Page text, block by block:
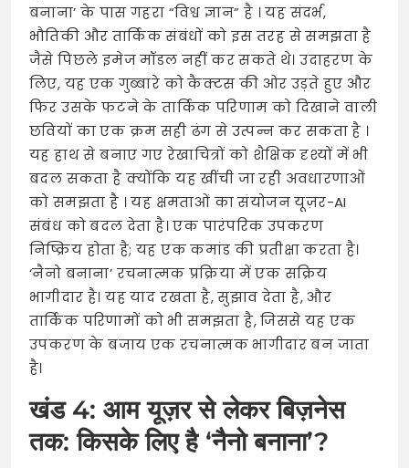
बनाना’ के पास गहरा “विश्व ज्ञान” है । यह संदर्भ,
भौतिकी और तार्किक संबंधों को इस तरह से समझता है
जैसे पिछले इमेज मॉडल नहीं कर सकते थे। उदाहरण के
लिए, यह एक गुब्बारे को कैक्टस की ओर उड़ते हुए और
फिर उसके फटने के तार्किक परिणाम को दिखाने वाली
छवियों का एक क्रम सही ढंग से उत्पन्न कर सकता है ।
यह हाथ से बनाए गए रेखाचित्रों को शैक्षिक दृश्यों में भी
बदल सकता है क्योंकि यह खींची जा रही अवधारणाओं
को समझता है । यह क्षमताओं का संयोजन यूज़र-AI
संबंध को बदल देता है। एक पारंपरिक उपकरण
निष्क्रिय होता है; यह एक कमांड की प्रतीक्षा करता है।
‘नैनो बनाना’ रचनात्मक प्रक्रिया में एक सक्रिय
भागीदार है। यह याद रखता है, सुझाव देता है, और
तार्किक परिणामों को भी समझता है, जिससे यह एक
उपकरण के बजाय एक रचनात्मक भागीदार बन जाता
है।
खंड 4: आम यूज़र से लेकर बिज़नेस
तक: किसके लिए है ‘नैनो बनाना’?